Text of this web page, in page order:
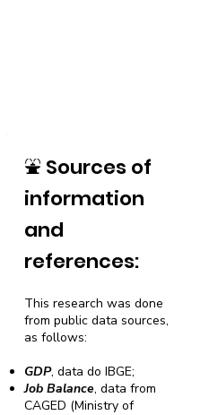
⛲ Sources of
information
and
references:
This research was done
from public data sources,
as follows:
GDP, data do IBGE;
Job Balance, data from
CAGED (Ministry of